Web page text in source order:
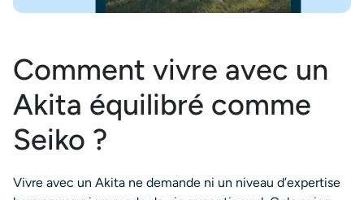
Comment vivre avec un
Akita équilibré comme
Seiko ?
Vivre avec un Akita ne demande ni un niveau d’expertise